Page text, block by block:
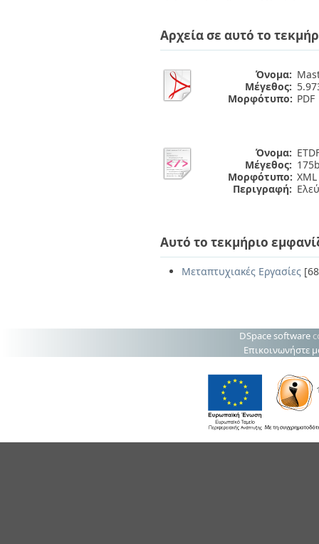
Αρχεία σε αυτό το
Όνομα:
Μέγεθος:
Μορφότυπο: PDF
Όνομα:
Μέγεθος:
Μορφότυπο: XML
Περιγραφή:
Αυτό το τεκμήριο
Μεταπτυχιακές Εργασίες
DSpace software
Επικοινωνήστε